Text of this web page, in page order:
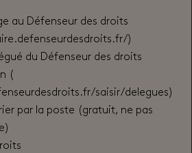
au Défenseur des droits
)
du Défenseur des droits
(
saisir/delegues)
par la poste (gratuit, ne pas